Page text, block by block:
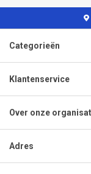
Categorieën
Klantenservice
Over onze
Adres